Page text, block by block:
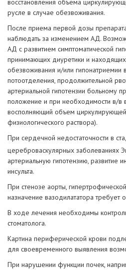
восстановления объема
русле в случае обезвоживания.
После приема первой дозы
наблюдать за изменением АД.
АД с развитием симптоматической
принимающих диуретики и
обезвоживания и/или гипонатриемии
потоотделения, продолжительной
артериальной гипотензии больному
положение и при необходимости в/в
восполняющий объем
физиологического раствора).
При сердечной недостаточности в
цереброваскулярных заболеваниях
артериальную гипотензию, развитие
инсульта.
При стенозе аорты,
назначение вазодилататора требует
В ходе лечения необходимы
стоматолога.
Картина периферической крови
для своевременного выявления
При нарушении функции почек,